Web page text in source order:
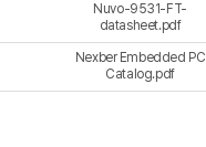
Nuvo-9531-FT-
datasheet.pdf
Nexber Embedded PC
Catalog.pdf